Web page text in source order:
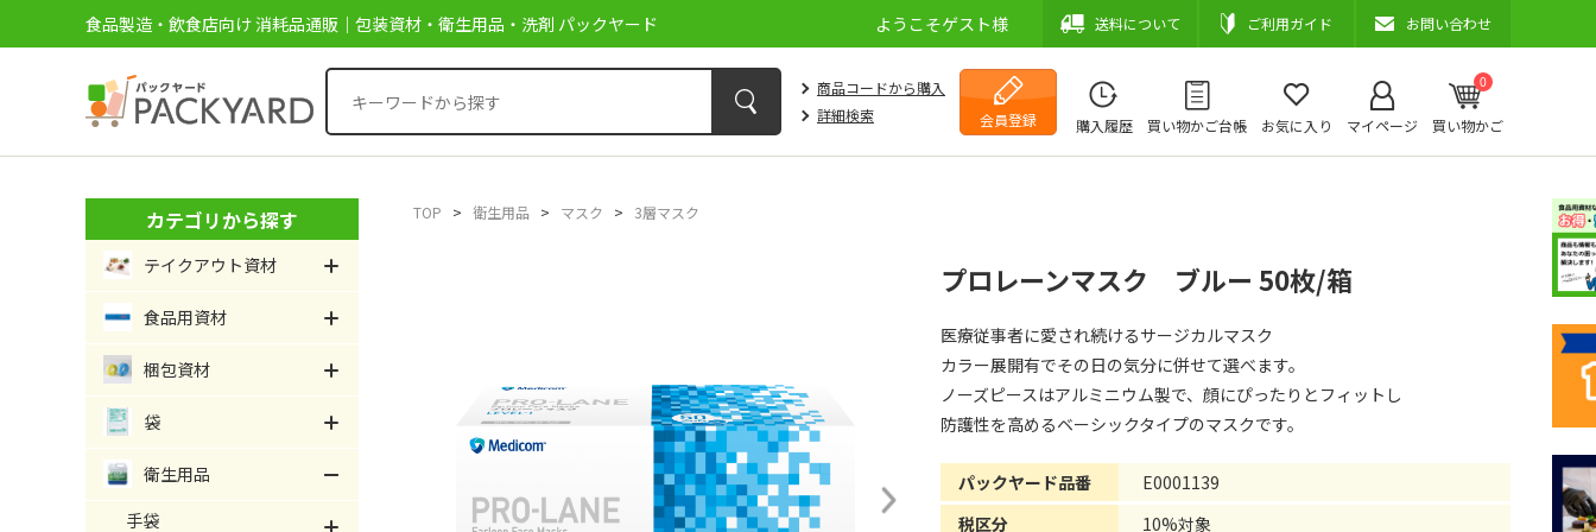
食品製造・飲食店向け 消耗品通販｜包装資材・衛生用品・洗剤 パックヤード ようこそゲスト様 送料について ご利用ガイド お問い合わせ
商品コードから購入
詳細検索
会員登録 購入履歴 買い物かご台帳 お気に入り マイページ
0
買い物かご
TOP > 衛生用品 > マスク > 3層マスク
プロレーンマスク ブルー 50枚/箱
医療従事者に愛され続けるサージカルマスク
カラー展開有でその日の気分に併せて選べます。
ノーズピースはアルミニウム製で、顔にぴったりとフィットし
防護性を高めるベーシックタイプのマスクです。
パックヤード品番
E0001139
税区分
10%対象
カテゴリから探す
テイクアウト資材
食品用資材
梱包資材
袋
衛生用品
手袋